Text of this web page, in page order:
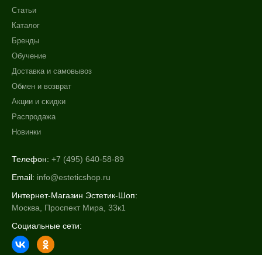
Статьи
Каталог
Бренды
Обучение
Доставка и самовывоз
Обмен и возврат
Акции и скидки
Распродажа
Новинки
Телефон: +7 (495) 640-58-89
Email: info@esteticshop.ru
Интернет-Магазин Эстетик-Шоп:
Москва, Проспект Мира, 33к1
Социальные сети: